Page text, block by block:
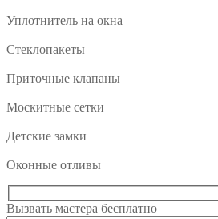
Уплотнитель на окна
Стеклопакеты
Приточные клапаны
Москитные сетки
Детские замки
Оконные отливы
Вызвать мастера бесплатно